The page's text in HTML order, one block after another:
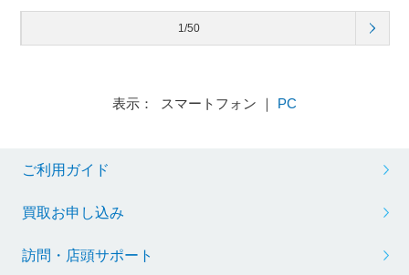
1/50
表示： スマートフォン ｜ PC
ご利用ガイド
買取お申し込み
訪問・店頭サポート